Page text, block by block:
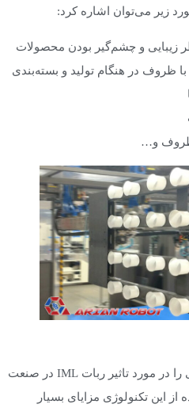
زیر می‌توان اشاره کرد:
زیبایی و چشم‌گیر بودن محصولات
در هنگام تولید و بسته‌بندی
ظروف و…
در این مقاله ما نکات بسیار زیادی را در مورد تاثیر ربات IML در صنعت
این تکنولوژی مزایای بسیار